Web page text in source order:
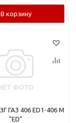
В корзину
"ED"